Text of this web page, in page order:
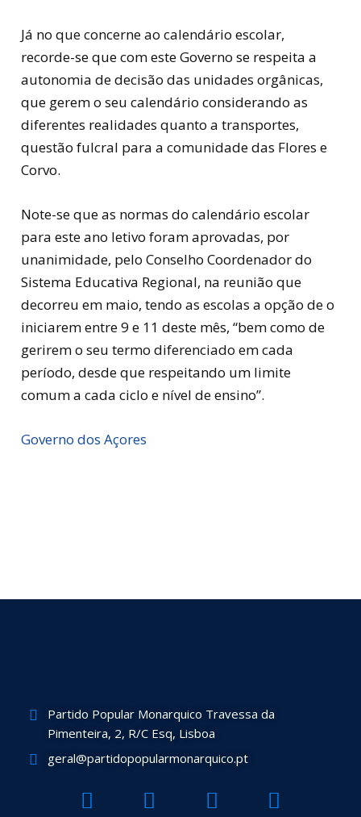
Já no que concerne ao calendário escolar,
recorde-se que com este Governo se respeita a
autonomia de decisão das unidades orgânicas,
que gerem o seu calendário considerando as
diferentes realidades quanto a transportes,
questão fulcral para a comunidade das Flores e
Corvo.
Note-se que as normas do calendário escolar
para este ano letivo foram aprovadas, por
unanimidade, pelo Conselho Coordenador do
Sistema Educativa Regional, na reunião que
decorreu em maio, tendo as escolas a opção de o
iniciarem entre 9 e 11 deste mês, “bem como de
gerirem o seu termo diferenciado em cada
período, desde que respeitando um limite
comum a cada ciclo e nível de ensino”.
Governo dos Açores
Partido Popular Monarquico Travessa da
Pimenteira, 2, R/C Esq, Lisboa
geral@partidopopularmonarquico.pt
F T Y I